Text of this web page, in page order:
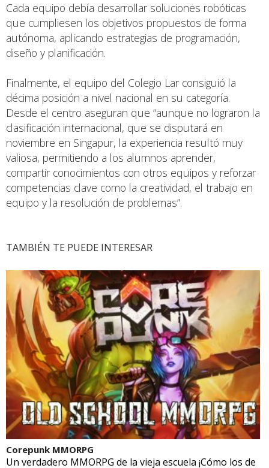
Cada equipo debía desarrollar soluciones robóticas
que cumpliesen los objetivos propuestos de forma
autónoma, aplicando estrategias de programación,
diseño y planificación.
Finalmente, el equipo del Colegio Lar consiguió la
décima posición a nivel nacional en su categoría.
Desde el centro aseguran que “aunque no lograron la
clasificación internacional, que se disputará en
noviembre en Singapur, la experiencia resultó muy
valiosa, permitiendo a los alumnos aprender,
compartir conocimientos con otros equipos y reforzar
competencias clave como la creatividad, el trabajo en
equipo y la resolución de problemas”.
TAMBIÉN TE PUEDE INTERESAR
Corepunk MMORPG
Un verdadero MMORPG de la vieja escuela ¡Cómo los de